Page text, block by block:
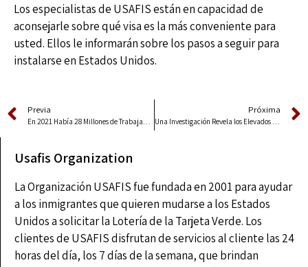
Los especialistas de USAFIS están en capacidad de
aconsejarle sobre qué visa es la más conveniente para
usted. Ellos le informarán sobre los pasos a seguir para
instalarse en Estados Unidos.
Previa
En 2021 Había 28 Millones de Trabajadores Nacidos en el Extranjero
Próxima
Una Investigación Revela los Elevados Salarios de los Titulares de Visas de Trabajo H-1B
Usafis Organization
La Organización USAFIS fue fundada en 2001 para ayudar
a los inmigrantes que quieren mudarse a los Estados
Unidos a solicitar la Lotería de la Tarjeta Verde. Los
clientes de USAFIS disfrutan de servicios al cliente las 24
horas del día, los 7 días de la semana, que brindan